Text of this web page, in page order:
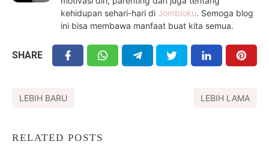
kehidupan sehari-hari di Jombloku. Semoga blog
ini bisa membawa manfaat buat kita semua.
SHARE
LEBIH BARU LEBIH LAMA
RELATED POSTS